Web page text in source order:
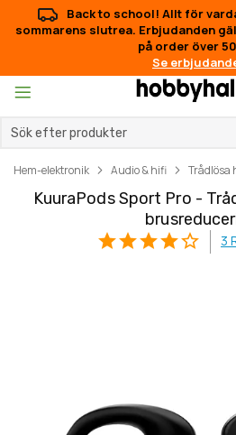
Back to school! Allt för
sommarens slutrea. Erbjudanden
på order över
Se
Hem-elektronik Audio & hifi Trådlösa
KuuraPods Sport Pro -
3